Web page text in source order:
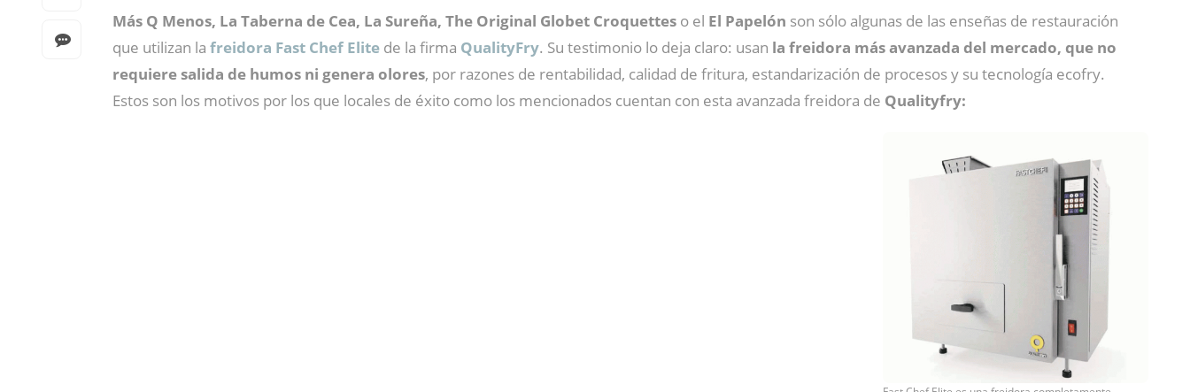
Más Q Menos, La Taberna de Cea, La Sureña, The Original Globet Croquettes o el El Papelón son sólo algunas de las enseñas de restauración
que utilizan la freidora Fast Chef Elite de la firma QualityFry. Su testimonio lo deja claro: usan la freidora más avanzada del mercado, que no
requiere salida de humos ni genera olores, por razones de rentabilidad, calidad de fritura, estandarización de procesos y su tecnología ecofry.
Estos son los motivos por los que locales de éxito como los mencionados cuentan con esta avanzada freidora de Qualityfry: